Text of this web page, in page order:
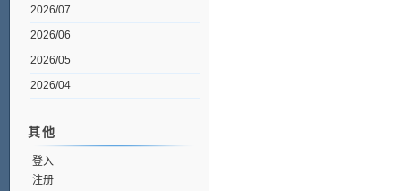
2026/07
2026/06
2026/05
2026/04
其他
登入
注册